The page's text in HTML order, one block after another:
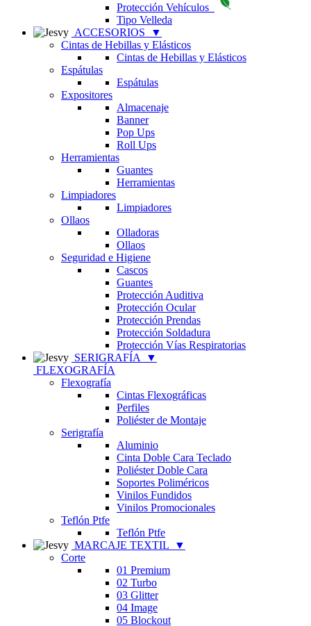
Protección Vehículos
Tipo Velleda
ACCESORIOS
▼
Cintas de Hebillas y Elásticos
Cintas de Hebillas y Elásticos
Espátulas
Espátulas
Expositores
Almacenaje
Banner
Pop Ups
Roll Ups
Herramientas
Guantes
Herramientas
Limpiadores
Limpiadores
Ollaos
Olladoras
Ollaos
Seguridad e Higiene
Cascos
Guantes
Protección Auditiva
Protección Ocular
Protección Prendas
Protección Soldadura
Protección Vías Respiratorias
SERIGRAFÍA
▼
FLEXOGRAFÍA
Flexografía
Cintas Flexográficas
Perfiles
Poliéster de Montaje
Serigrafía
Aluminio
Cinta Doble Cara Teclado
Poliéster Doble Cara
Soportes Poliméricos
Vinilos Fundidos
Vinilos Promocionales
Teflón Ptfe
Teflón Ptfe
MARCAJE TEXTIL
▼
Corte
01 Premium
02 Turbo
03 Glitter
04 Image
05 Blockout